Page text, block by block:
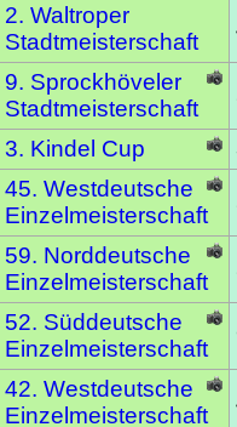
2. Waltroper
Stadtmeisterschaft
9. Sprockhöveler
Stadtmeisterschaft
3. Kindel Cup
45. Westdeutsche
Einzelmeisterschaft
59. Norddeutsche
Einzelmeisterschaft
52. Süddeutsche
Einzelmeisterschaft
42. Westdeutsche
Einzelmeisterschaft